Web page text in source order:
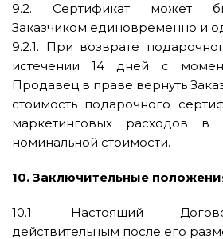
9.2. Сертификат может
Заказчиком единовременно и
9.2.1. При возврате
истечении 14 дней с
Продавец в праве вернуть
стоимость подарочного
маркетинговых расходов
номинальной стоимости.
10. Заключительные
10.1. Настоящий
действительным после его